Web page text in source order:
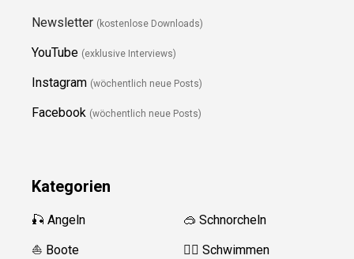
Newsletter (kostenlose Downloads)
YouTube (exklusive Interviews)
Instagram (wöchentlich neue Posts)
Facebook (wöchentlich neue Posts)
Kategorien
🎣 Angeln
⛵️ Boote
🥽 Schnorcheln
🏊‍♂️ Schwimmen